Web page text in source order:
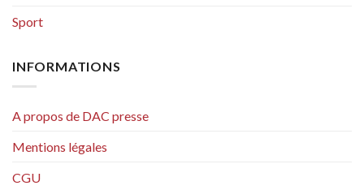
Sport
INFORMATIONS
A propos de DAC presse
Mentions légales
CGU